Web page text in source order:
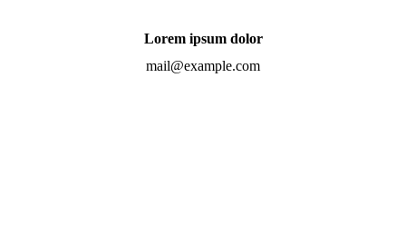
Lorem ipsum dolor
mail@example.com